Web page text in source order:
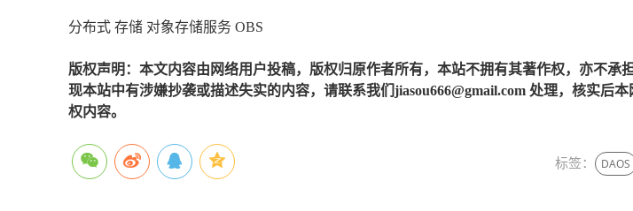
分布式 存储 对象存储服务 OBS
版权声明：本文内容由网络用户投稿，版权归原作者所有，本站不拥有其著作权，亦不承
现本站中有涉嫌抄袭或描述失实的内容，请联系我们jiasou666@gmail.com 处理，核实后
权内容。
标签： DAOS